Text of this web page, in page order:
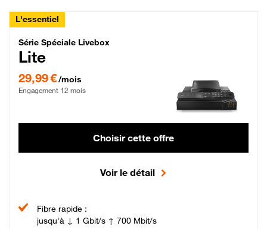
L'essentiel
Série Spéciale Livebox Lite Fibre
Série Spéciale Livebox
Lite
29,99 €/mois
Engagement 12 mois
Choisir cette offre
Voir le détail
Fibre rapide :
jusqu'à ↓ 1 Gbit/s ↑ 700 Mbit/s